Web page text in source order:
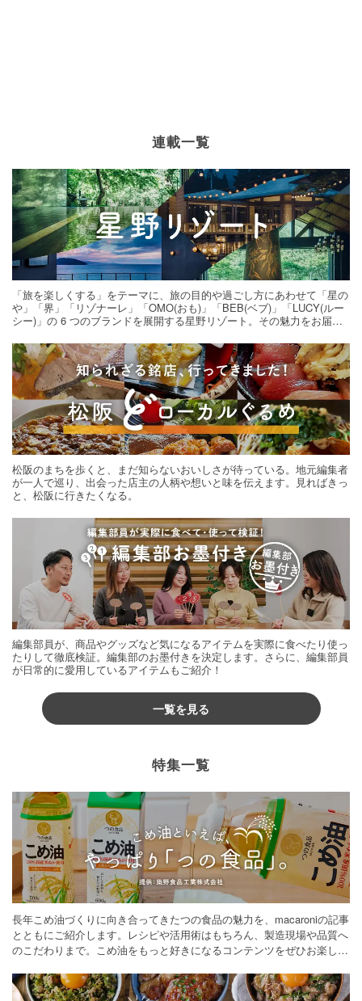
連載一覧
「旅を楽しくする」をテーマに、旅の目的や過ごし方にあわせて「星の
や」「界」「リゾナーレ」「OMO(おも)」「BEB(ベブ)」「LUCY(ルー
シー)」の 6 つのブランドを展開する星野リゾート。その魅力をお届け
松阪のまちを歩くと、まだ知らないおいしさが待っている。地元編集者
が一人で巡り、出会った店主の人柄や想いと味を伝えます。見ればきっ
と、松阪に行きたくなる。
編集部員が、商品やグッズなど気になるアイテムを実際に食べたり使っ
たりして徹底検証。編集部のお墨付きを決定します。さらに、編集部員
が日常的に愛用しているアイテムもご紹介！
一覧を見る
特集一覧
長年こめ油づくりに向き合ってきたつの食品の魅力を、macaroniの記事
とともにご紹介します。レシピや活用術はもちろん、製造現場や品質へ
のこだわりまで。こめ油をもっと好きになるコンテンツをぜひお楽しみ